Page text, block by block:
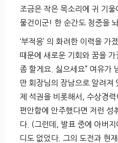
조금은 작은 목소리에 귀 기
물건이군! 한 순간도 청중을
‘부적응’ 의 화려한 이력을 가
때문에 새로운 기회와 꿈을
좀 할게요. 싫으세요” 여유가
만 회장님의 장남으로 알려져
제 석권을 비롯해서, 수상경
편안함에 안주했다면 저런 성
다. (그런데, 발표 중에 아버
디도 없었다. 그의 도전과 현